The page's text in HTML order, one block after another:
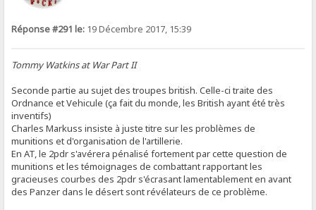
Réponse #291 le: 19 Décembre 2017, 15:39
Tommy Watkins at War Part II
Seconde partie au sujet des troupes british. Celle-ci traite des
Ordnance et Vehicule (ça fait du monde, les British ayant été très
inventifs)
Charles Markuss insiste à juste titre sur les problèmes de
munitions et d'organisation de l'artillerie.
En AT, le 2pdr s'avérera pénalisé fortement par cette question de
munitions et les témoignages de combattant rapportant les
gracieuses courbes des 2pdr s'écrasant lamentablement en avant
des Panzer dans le désert sont révélateurs de ce problème.